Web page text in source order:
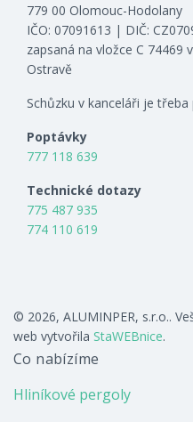
779 00 Olomouc-Hodolany
IČO: 07091613 | DIČ:
zapsaná na vložce C 74469
Ostravě
Schůzku v kanceláři je
Poptávky
777 118 639
Technické dotazy
775 487 935
774 110 619
© 2026, ALUMINPER, s.r.o..
web vytvořila StaWEBnice.
Co nabízíme
Hliníkové pergoly